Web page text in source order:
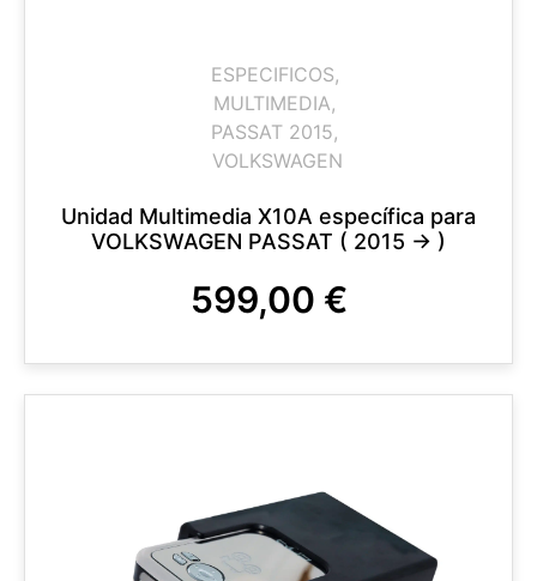
ESPECIFICOS,
MULTIMEDIA,
PASSAT 2015,
VOLKSWAGEN
Unidad Multimedia X10A específica para
VOLKSWAGEN PASSAT ( 2015 -> )
599,00 €